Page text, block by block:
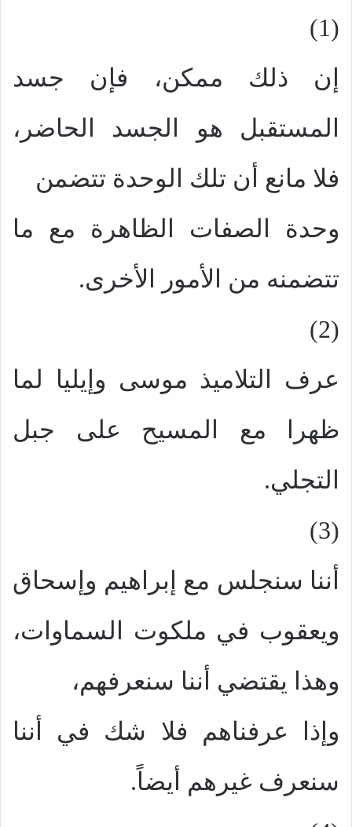
(1)
إن ذلك ممكن، فإن جسد
المستقبل هو الجسد الحاضر،
فلا مانع أن تلك الوحدة تتضمن
وحدة الصفات الظاهرة مع ما
تتضمنه من الأمور الأخرى.
(2)
عرف التلاميذ موسى وإيليا لما
ظهرا مع المسيح على جبل
التجلي.
(3)
أننا سنجلس مع إبراهيم وإسحاق
ويعقوب في ملكوت السماوات،
وهذا يقتضي أننا سنعرفهم،
وإذا عرفناهم فلا شك في أننا
سنعرف غيرهم أيضاً.